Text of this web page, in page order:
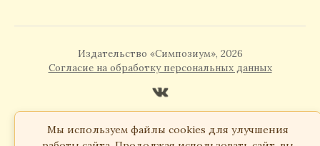
Издательство «Симпозиум», 2026
Согласие на обработку персональных данных
Мы используем файлы cookies для улучшения